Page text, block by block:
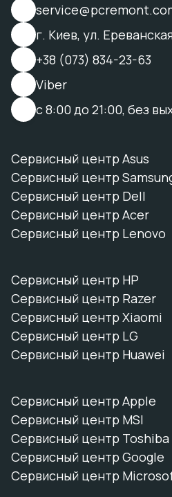
г. Киев, ул.
+38 (073) 834-23-63
Viber
с 8:00 до 21:00, без
Сервисный центр Asus
Сервисный центр
Сервисный центр Dell
Сервисный центр Acer
Сервисный центр Lenovo
Сервисный центр HP
Сервисный центр Razer
Сервисный центр Xiaomi
Сервисный центр LG
Сервисный центр Huawei
Сервисный центр Apple
Сервисный центр MSI
Сервисный центр Toshiba
Сервисный центр Google
Сервисный центр